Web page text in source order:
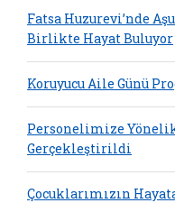
Fatsa Huzurevi’nde
Birlikte Hayat Buluyor
Koruyucu Aile Günü
Personelimize
Gerçekleştirildi
Çocuklarımızın